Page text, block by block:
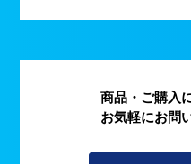
商品・ご購入
お気軽にお問